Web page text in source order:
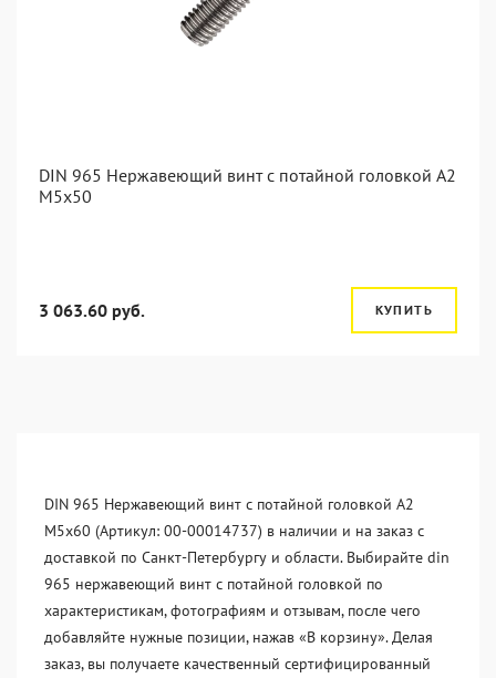
DIN 965 Нержавеющий винт с потайной головкой А2
М5x50
3 063.60 руб. КУПИТЬ
DIN 965 Нержавеющий винт с потайной головкой А2
М5x60 (Артикул: 00-00014737) в наличии и на заказ с
доставкой по Санкт-Петербургу и области. Выбирайте din
965 нержавеющий винт с потайной головкой по
характеристикам, фотографиям и отзывам, после чего
добавляйте нужные позиции, нажав «В корзину». Делая
заказ, вы получаете качественный сертифицированный